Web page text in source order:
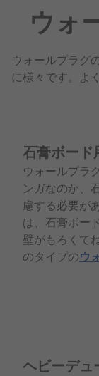
ウォ
ウォールプラグ
に様々です。よ
石膏ボード
ウォールプラ
ンガなのか、
慮する必要が
は、石膏ボー
壁がもろくて
のタイプのウ
ヘビーデュ